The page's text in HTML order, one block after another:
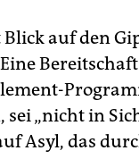
Blick auf den
„nicht in
Asyl, das